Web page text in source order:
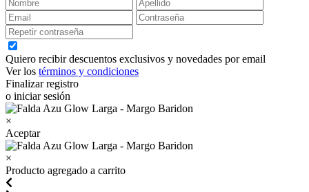
Quiero recibir descuentos exclusivos y novedades por email
Ver los términos y condiciones
Finalizar registro
o iniciar sesión
×
Aceptar
×
Producto agregado a carrito